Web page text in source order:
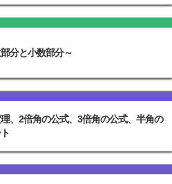
分と小数部分～
2倍角の公式、3倍角の公式、半角の
ト